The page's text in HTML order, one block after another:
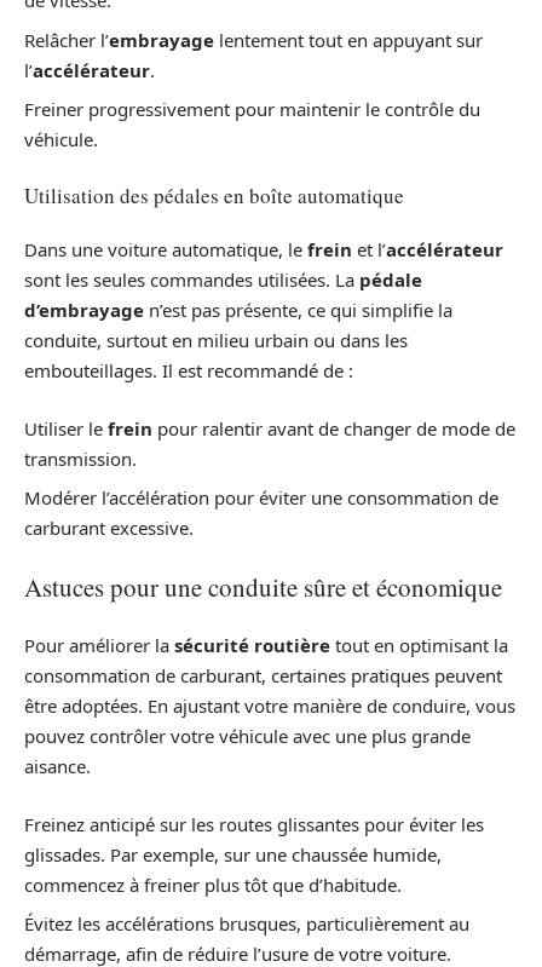
Relâcher l’embrayage lentement tout en appuyant sur
l’accélérateur.
Freiner progressivement pour maintenir le contrôle du
véhicule.
Utilisation des pédales en boîte automatique
Dans une voiture automatique, le frein et l’accélérateur
sont les seules commandes utilisées. La pédale
d’embrayage n’est pas présente, ce qui simplifie la
conduite, surtout en milieu urbain ou dans les
embouteillages. Il est recommandé de :
Utiliser le frein pour ralentir avant de changer de mode de
transmission.
Modérer l’accélération pour éviter une consommation de
carburant excessive.
Astuces pour une conduite sûre et économique
Pour améliorer la sécurité routière tout en optimisant la
consommation de carburant, certaines pratiques peuvent
être adoptées. En ajustant votre manière de conduire, vous
pouvez contrôler votre véhicule avec une plus grande
aisance.
Freinez anticipé sur les routes glissantes pour éviter les
glissades. Par exemple, sur une chaussée humide,
commencez à freiner plus tôt que d’habitude.
Évitez les accélérations brusques, particulièrement au
démarrage, afin de réduire l’usure de votre voiture.